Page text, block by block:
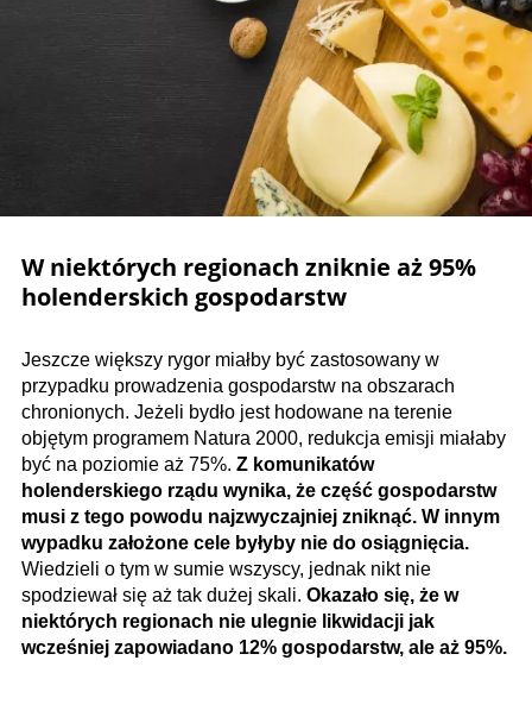
W niektórych regionach zniknie aż 95%
holenderskich gospodarstw
Jeszcze większy rygor miałby być zastosowany w
przypadku prowadzenia gospodarstw na obszarach
chronionych. Jeżeli bydło jest hodowane na terenie
objętym programem Natura 2000, redukcja emisji miałaby
być na poziomie aż 75%. Z komunikatów
holenderskiego rządu wynika, że część gospodarstw
musi z tego powodu najzwyczajniej zniknąć. W innym
wypadku założone cele byłyby nie do osiągnięcia.
Wiedzieli o tym w sumie wszyscy, jednak nikt nie
spodziewał się aż tak dużej skali. Okazało się, że w
niektórych regionach nie ulegnie likwidacji jak
wcześniej zapowiadano 12% gospodarstw, ale aż 95%.